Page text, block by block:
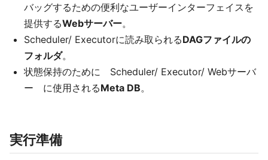
バッグするための便利なユーザーインターフェイスを
提供するWebサーバー。
Scheduler/ Executorに読み取られるDAGファイルの
フォルダ。
状態保持のために Scheduler/ Executor/ Webサーバ
ー に使用されるMeta DB。
実行準備